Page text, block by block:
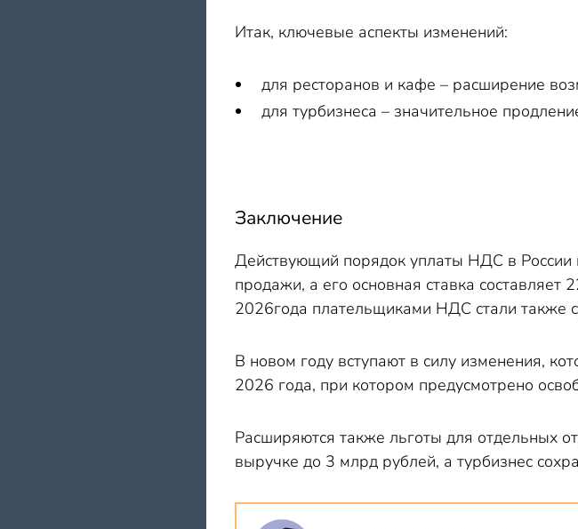
Итак, ключевые аспекты изменений:
для ресторанов и кафе – расширение
для турбизнеса – значительное
Заключение
Действующий порядок уплаты НДС в России
продажи, а его основная ставка составляет
2026года плательщиками НДС стали также
В новом году вступают в силу изменения,
2026 года, при котором предусмотрено
Расширяются также льготы для отдельных
выручке до 3 млрд рублей, а турбизнес